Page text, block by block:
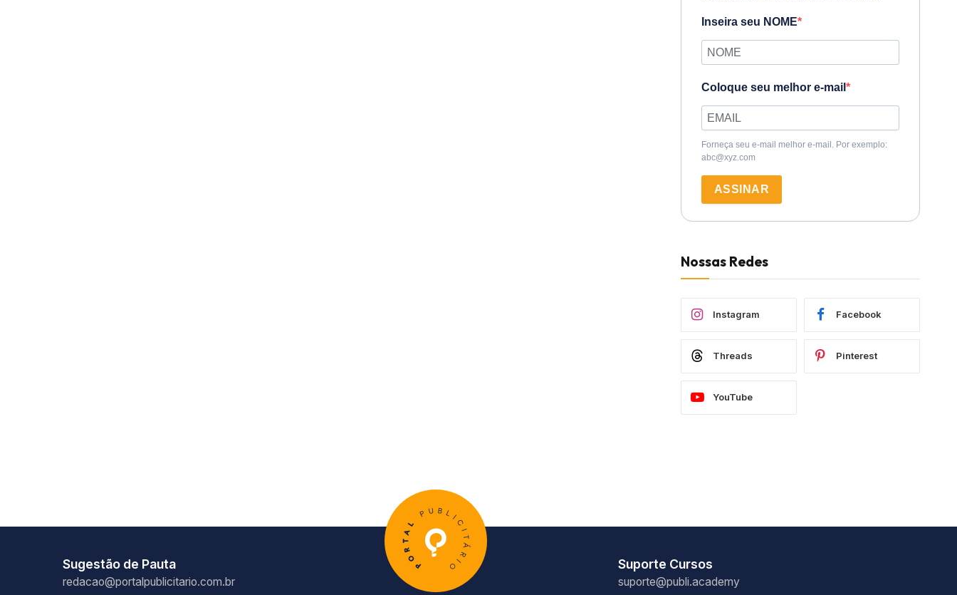
Inseira seu NOME
Coloque seu melhor e-mail
Forneça seu e-mail melhor e-mail. Por exemplo:
abc@xyz.com
ASSINAR
Nossas Redes
Instagram Facebook
Threads Pinterest
YouTube
Sugestão de Pauta
redacao@portalpublicitario.com.br
Suporte Cursos
suporte@publi.academy